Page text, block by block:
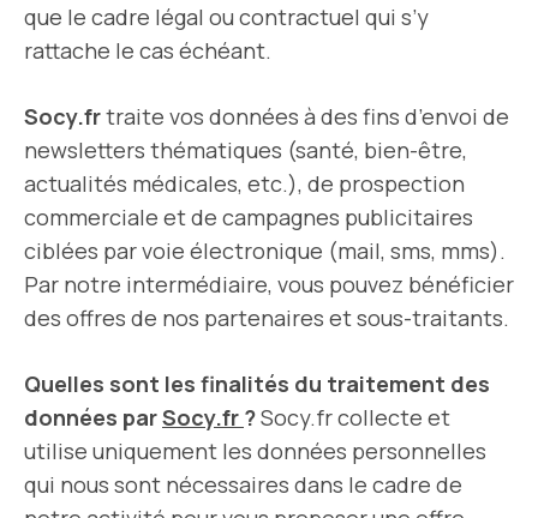
que le cadre légal ou contractuel qui s’y
rattache le cas échéant.
Socy.frtraite vos données à des fins d’envoi de
newsletters thématiques (santé, bien-être,
actualités médicales, etc.), de prospection
commerciale et de campagnes publicitaires
ciblées par voie électronique (mail, sms, mms).
Par notre intermédiaire, vous pouvez bénéficier
des offres de nos partenaires et sous-traitants.
Quelles sont les finalités du traitement des
données parSocy.fr ?Socy.fr collecte et
utilise uniquement les données personnelles
qui nous sont nécessaires dans le cadre de